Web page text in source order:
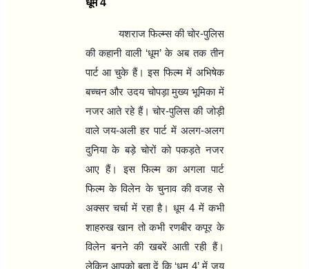
यशराज फिल्म्स की चोर-पुलिस
की कहानी वाली ‘धूम’के अब तक तीन
पार्ट आ चुके हैं। इस फिल्म में अभिषेक
बच्चन और उदय चोपड़ा मुख्य भूमिका में
नजर आते रहे हैं। चोर-पुलिस की जोड़ी
वाले जय-अली हर पार्ट में अलग-अलग
दुनिया के बड़े चोरों को पकड़ते नजर
आए हैं। इस फिल्म का अगला पार्ट
फिल्म के विलेन के चुनाव की वजह से
अक्सर चर्चा में रहा है। धूम 4में कभी
शाहरुख खान तो कभी रणबीर कपूर के
विलेन बनने की खबरें आती रही हैं।
लेकिन आपको बता दें कि ‘धूम 4’में जय